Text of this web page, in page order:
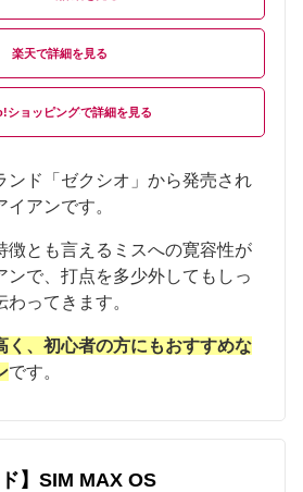
楽天
ショッピング
ンド「ゼクシオ」から発売され
アンです。
徴とも言えるミスへの寛容性が
ンで、打点を多少外してもしっ
ってきます。
く、初心者の方にもおすすめな
です。
】SIM MAX OS